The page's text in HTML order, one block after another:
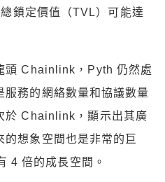
鎖定價值（TVL）可能達
頭 Chainlink，Pyth 仍然處
務的網絡數量和協議數量
於 Chainlink，顯示出其廣
想象空間也是非常的巨
4 倍的成長空間。